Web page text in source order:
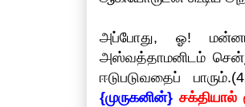
அப்போது, ஓ! மன்னா
அஸ்வத்தாமனிடம்
ஈடுபடுவதைப்
{முருகனின்} சக்தியால்